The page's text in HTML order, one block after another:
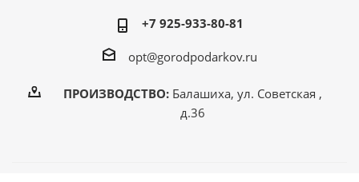
+7 925-933-80-81
opt@gorodpodarkov.ru
ПРОИЗВОДСТВО:Балашиха, ул. Советская ,
д.36